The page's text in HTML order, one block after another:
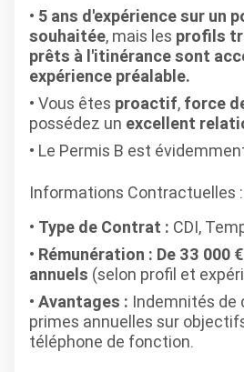
5 ans d'expérience sur un
souhaitée, mais les profils
prêts à l'itinérance sont
expérience préalable.
Vous êtes proactif, force
possédez un excellent
Le Permis B est
Informations Contractuelles :
Type de Contrat : CDI,
Rémunération : De 33 000
annuels (selon profil et
Avantages : Indemnités de
primes annuelles sur
téléphone de fonction.